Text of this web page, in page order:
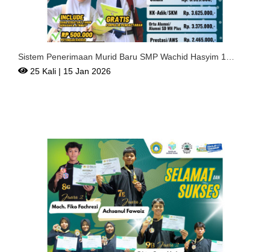
Sistem Penerimaan Murid Baru SMP Wachid Hasyim 1
Surabaya Te
25 Kali | 15 Jan 2026